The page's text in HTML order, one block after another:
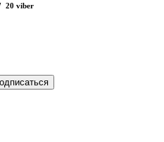
20 viber